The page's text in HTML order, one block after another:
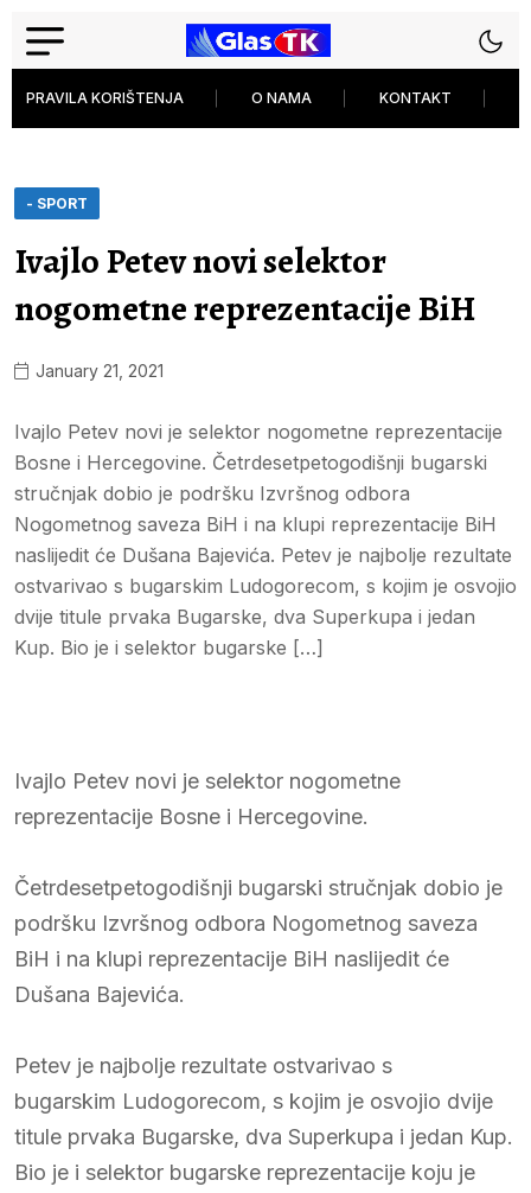
PRAVILA KORIŠTENJA O NAMA KONTAKT
- SPORT
Ivajlo Petev novi selektor
nogometne reprezentacije BiH
January 21, 2021
Ivajlo Petev novi je selektor nogometne reprezentacije
Bosne i Hercegovine. Četrdesetpetogodišnji bugarski
stručnjak dobio je podršku Izvršnog odbora
Nogometnog saveza BiH i na klupi reprezentacije BiH
naslijedit će Dušana Bajevića. Petev je najbolje rezultate
ostvarivao s bugarskim Ludogorecom, s kojim je osvojio
dvije titule prvaka Bugarske, dva Superkupa i jedan
Kup. Bio je i selektor bugarske […]
Ivajlo Petev novi je selektor nogometne
reprezentacije Bosne i Hercegovine.
Četrdesetpetogodišnji bugarski stručnjak dobio je
podršku Izvršnog odbora Nogometnog saveza
BiH i na klupi reprezentacije BiH naslijedit će
Dušana Bajevića.
Petev je najbolje rezultate ostvarivao s
bugarskim Ludogorecom, s kojim je osvojio dvije
titule prvaka Bugarske, dva Superkupa i jedan Kup.
Bio je i selektor bugarske reprezentacije koju je